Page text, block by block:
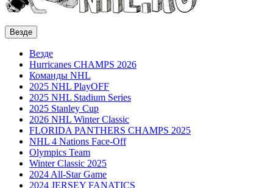
Везде
Везде
Hurricanes CHAMPS 2026
Команды NHL
2025 NHL PlayOFF
2025 NHL Stadium Series
2025 Stanley Cup
2026 NHL Winter Classic
FLORIDA PANTHERS CHAMPS 2025
NHL 4 Nations Face-Off
Olympics Team
Winter Classic 2025
2024 All-Star Game
2024 JERSEY FANATICS